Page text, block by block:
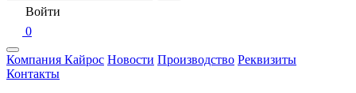
Войти
0
Компания Кайрос Новости Производство Реквизиты
Контакты